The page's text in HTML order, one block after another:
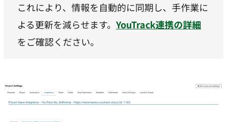
これにより、情報を自動的に同期し、手作業に
よる更新を減らせます。 YouTrack連携の詳細
をご確認ください。